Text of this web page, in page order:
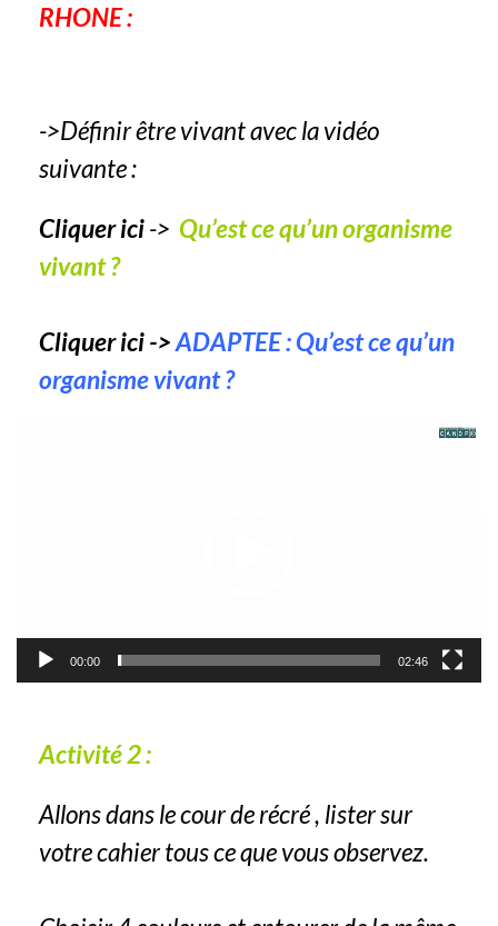
RHONE :
->Définir être vivant avec la vidéo
suivante :
Cliquer ici-> Qu’est ce qu’un organisme
vivant ?
Cliquer ici ->ADAPTEE : Qu’est ce qu’un
organisme vivant ?
00:00 02:46
Activité 2 :
Allons dans le cour de récré , lister sur
votre cahier tous ce que vous observez.